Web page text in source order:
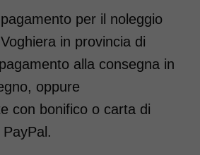
di tenere la gamba
Il noleggio minimo è
a partire da 96 euro.
a domicilio in
contattaci per
per il noleggio
in provincia di
alla consegna in
oppure
con bonifico o carta di